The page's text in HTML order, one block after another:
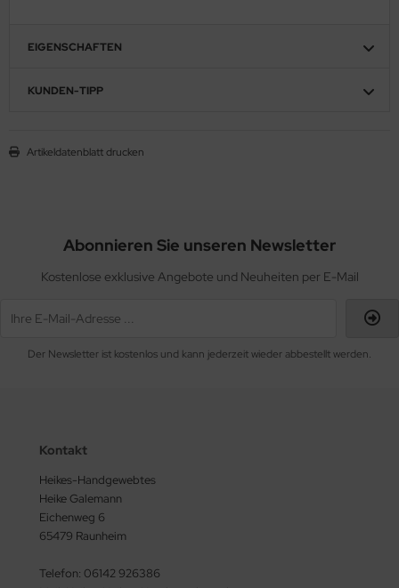
EIGENSCHAFTEN
KUNDEN-TIPP
Artikeldatenblatt drucken
Abonnieren Sie unseren Newsletter
Kostenlose exklusive Angebote und Neuheiten per E-Mail
Der Newsletter ist kostenlos und kann jederzeit wieder abbestellt werden.
Kontakt
Heikes-Handgewebtes
Heike Galemann
Eichenweg 6
65479 Raunheim
Telefon: 06142 926386